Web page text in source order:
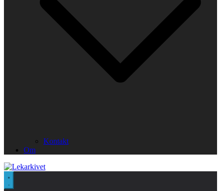
Kontakt
Om